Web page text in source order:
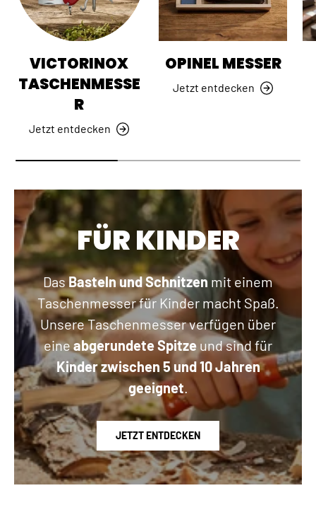
VICTORINOX
TASCHENMESSE
R
Jetzt entdecken
OPINEL MESSER
Jetzt entdecken
FÜR KINDER
DasBasteln und Schnitzen mit einem
Taschenmesser für Kinder macht Spaß.
Unsere Taschenmesser verfügen über
eine abgerundete Spitze und sind für
Kinder zwischen 5 und 10 Jahren
geeignet.
JETZT ENTDECKEN